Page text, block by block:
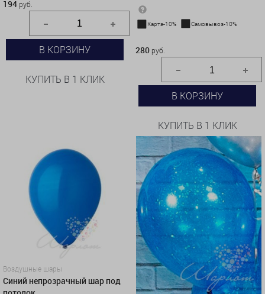
194 руб.
В КОРЗИНУ
КУПИТЬ В 1 КЛИК
Карта-10% Самовывоз-10%
280 руб.
В КОРЗИНУ
КУПИТЬ В 1 КЛИК
Воздушные шары
Синий непрозрачный шар под